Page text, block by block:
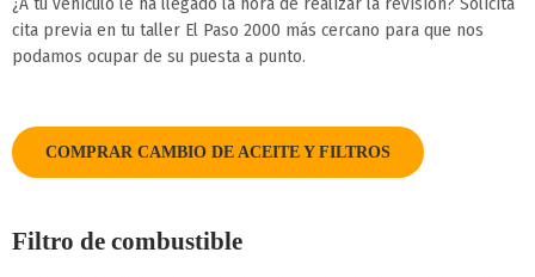
cita previa en tu taller El Paso 2000 más cercano para que nos
podamos ocupar de su puesta a punto.
COMPRAR CAMBIO DE ACEITE Y FILTROS
Filtro de combustible